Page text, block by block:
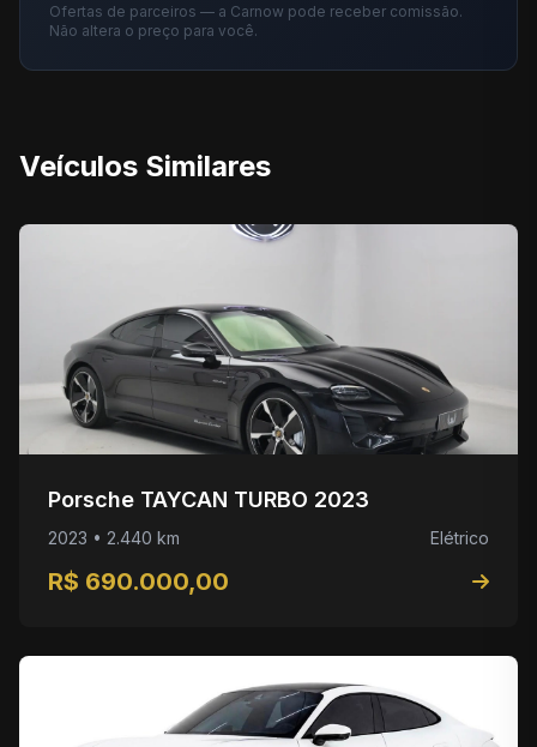
Ofertas de parceiros — a Carnow pode receber comissão.
Não altera o preço para você.
Veículos Similares
Porsche TAYCAN TURBO 2023
2023 • 2.440 km Elétrico
R$ 690.000,00